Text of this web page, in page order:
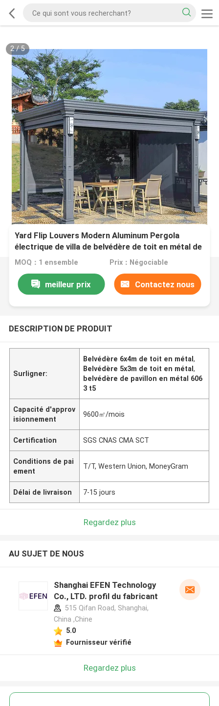
2/5
Yard Flip Louvers Modern Aluminum Pergola
électrique de villa de belvédère de toit en métal de
6x4m
MOQ：1 ensemble Prix：Négociable
meilleur prix Contactez nous
DESCRIPTION DE PRODUIT
Surligner:
Belvédère 6x4m de toit en métal,
Belvédère 5x3m de toit en métal,
belvédère de pavillon en métal 606
3 t5
Capacité d'approv
isionnement
9600㎡/mois
Certification SGS CNAS CMA SCT
Conditions de pai
ement
T/T, Western Union, MoneyGram
Délai de livraison 7-15 jours
Regardez plus
AU SUJET DE NOUS
Shanghai EFEN Technology
Co., LTD. profil du fabricant
515 Qifan Road, Shanghai,
China ,Chine
5.0
Fournisseur vérifié
Regardez plus